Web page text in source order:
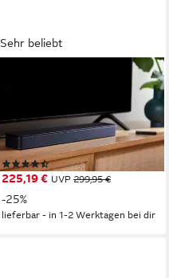
Sehr beliebt
Soundbar mit Bluetooth-
Verbindung Soundbar
(Bluetooth, kabelgebunden,
20 W, kompatible mit Bass
Modul 500, Dialogmodus)
(734)
225,19 € UVP 299,95 €
-25%
lieferbar - in 1-2 Werktagen bei dir